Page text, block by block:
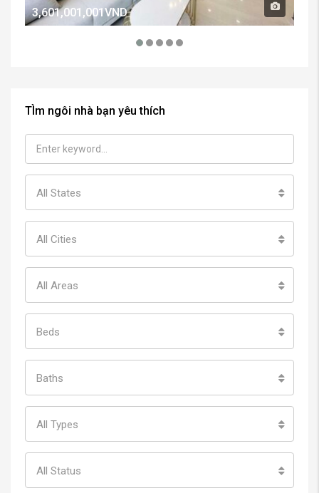
3,601,001,001VND
TÌm ngôi nhà bạn yêu thích
All States
All Cities
All Areas
Beds
Baths
All Types
All Status